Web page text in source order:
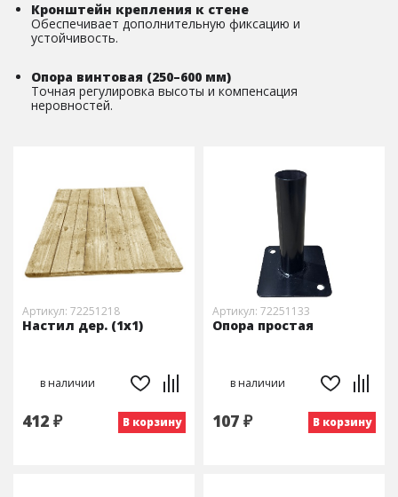
Кронштейн крепления к стене
Обеспечивает дополнительную фиксацию и
устойчивость.
Опора винтовая (250–600 мм)
Точная регулировка высоты и компенсация
неровностей.
Артикул: 72251218
Настил дер. (1х1)
в наличии
412 ₽ В корзину
Артикул: 72251133
Опора простая
в наличии
107 ₽ В корзину